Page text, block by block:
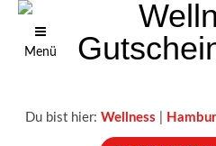
Menü
Du bist hier: Wellness